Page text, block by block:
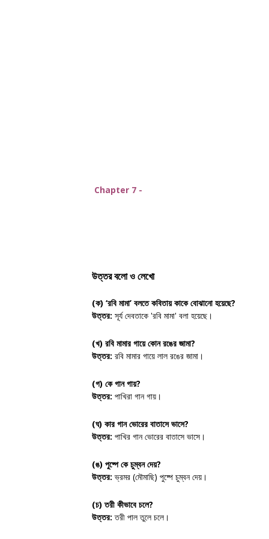
Chapter 7 -
উত্তর বলো ও লেখো
(ক) ‘রবি মামা’ বলতে কবিতায় কাকে বোঝানো হয়েছে?
উত্তর: সূর্য দেবতাকে 'রবি মামা' বলা হয়েছে।
(খ) রবি মামার গায়ে কোন রঙের জামা?
উত্তর: রবি মামার গায়ে লাল রঙের জামা।
(গ) কে গান গায়?
উত্তর: পাখিরা গান গায়।
(ঘ) কার গান ভোরের বাতাসে ভাসে?
উত্তর: পাখির গান ভোরের বাতাসে ভাসে।
(ঙ) পুষ্পে কে চুম্বন দেয়?
উত্তর: ভ্রমর (মৌমাছি) পুষ্পে চুম্বন দেয়।
(চ) তরী কীভাবে চলে?
উত্তর: তরী পাল তুলে চলে।